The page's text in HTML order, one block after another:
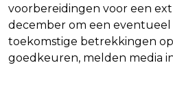
voorbereidingen voor een
december om een
toekomstige betrekkingen
goedkeuren, melden media